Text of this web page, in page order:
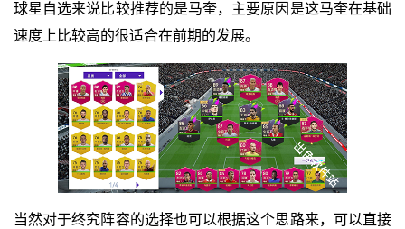
球星自选来说比较推荐的是马奎，主要原因是这马奎在基础
速度上比较高的很适合在前期的发展。
当然对于终究阵容的选择也可以根据这个思路来，可以直接